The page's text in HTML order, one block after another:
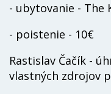
- ubytovanie - The
- poistenie - 10€
Rastislav Čačík -
vlastných zdrojov